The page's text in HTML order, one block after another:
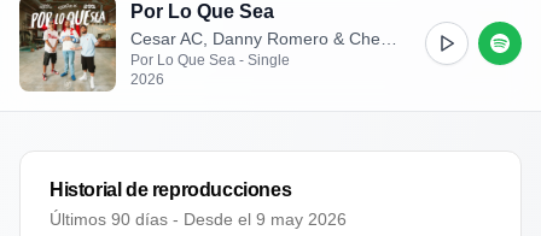
Por Lo Que Sea
Por Lo Que Sea - Single
2026
Historial de reproducciones
Últimos 90 días - Desde el 9 may 2026